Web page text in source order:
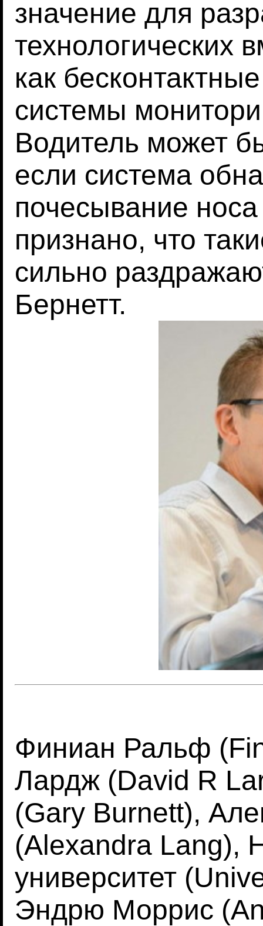
значение для
технологических
как
системы
Водитель может
если система
почесывание
признано, что
сильно
Бернетт.
Финиан Ральф
Лардж (David R
(Gary Burnett),
(Alexandra Lang),
университет
Эндрю Моррис